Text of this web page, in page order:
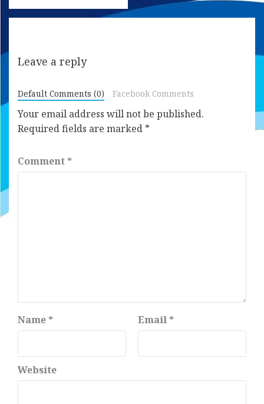
Leave a reply
Default Comments (0) Facebook Comments
Your email address will not be published.
Required fields are marked *
Comment *
Name * Email *
Website